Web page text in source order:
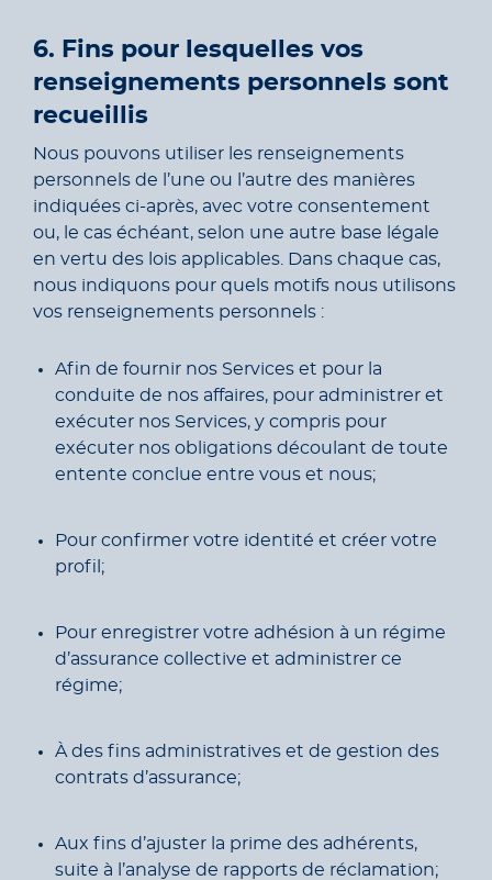
6. Fins pour lesquelles vos
renseignements personnels sont
recueillis
Nous pouvons utiliser les renseignements
personnels de l’une ou l’autre des manières
indiquées ci-après, avec votre consentement
ou, le cas échéant, selon une autre base légale
en vertu des lois applicables. Dans chaque cas,
nous indiquons pour quels motifs nous utilisons
vos renseignements personnels :
Afin de fournir nos Services et pour la
conduite de nos affaires, pour administrer et
exécuter nos Services, y compris pour
exécuter nos obligations découlant de toute
entente conclue entre vous et nous;
Pour confirmer votre identité et créer votre
profil;
Pour enregistrer votre adhésion à un régime
d’assurance collective et administrer ce
régime;
À des fins administratives et de gestion des
contrats d’assurance;
Aux fins d’ajuster la prime des adhérents,
suite à l’analyse de rapports de réclamation;